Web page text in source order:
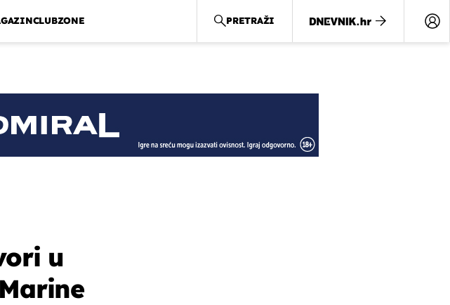
CLUBZONE PRETRAŽI
u